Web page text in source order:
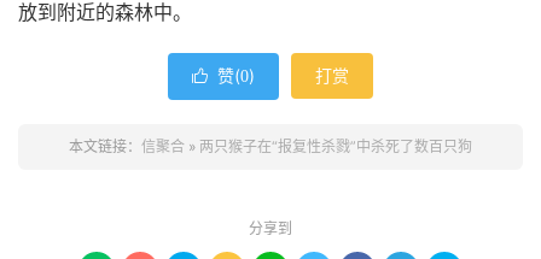
放到附近的森林中。
 赞(0) 打赏
本文链接： 信聚合 » 两只猴子在“报复性杀戮”中杀死了数百只狗
分享到